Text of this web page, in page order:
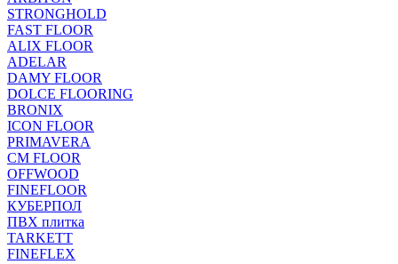
STRONGHOLD
FAST FLOOR
ALIX FLOOR
ADELAR
DAMY FLOOR
DOLCE FLOORING
BRONIX
ICON FLOOR
PRIMAVERA
CM FLOOR
OFFWOOD
FINEFLOOR
КУБЕРПОЛ
ПВХ плитка
TARKETT
FINEFLEX